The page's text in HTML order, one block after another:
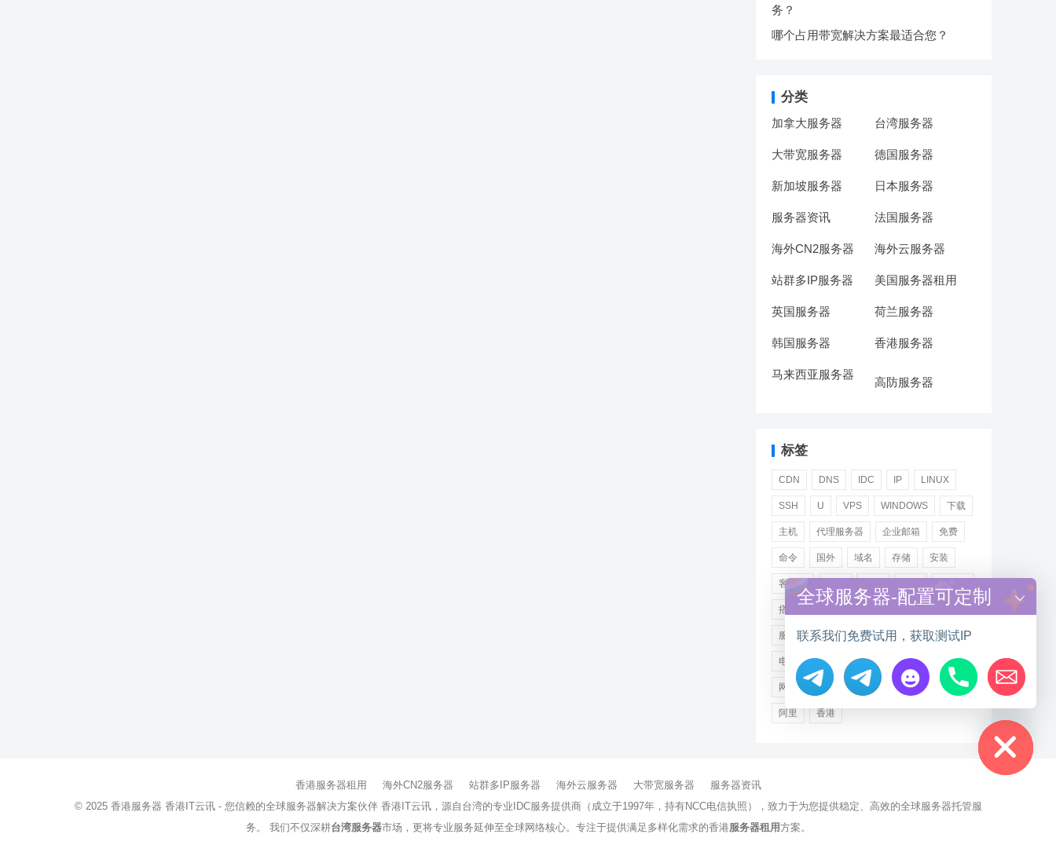
务？
哪个占用带宽解决方案最适合您？
分类
加拿大服务器 台湾服务器
大带宽服务器 德国服务器
新加坡服务器 日本服务器
服务器资讯 法国服务器
海外CN2服务器 海外云服务器
站群多IP服务器 美国服务器租用
英国服务器 荷兰服务器
韩国服务器 香港服务器
马来西亚服务器
高防服务器
标签
CDN DNS IDC IP LINUX
SSH U VPS WINDOWS 下载
主机 代理服务器 企业邮箱 免费
命令 国外 域名 存储 安装
客户端
搭建 操作步骤 文件 服务
服务器 注册 海外 游戏 用户
电讯 登录 百度 租用 网站
网络 腾讯 虚拟主机 证书 配置
阿里 香港
香港服务器租用 海外CN2服务器 站群多IP服务器 海外云服务器 大带宽服务器
服务器资讯
© 2025 香港服务器 香港IT云讯 - 您信赖的全球服务器解决方案伙伴 香港IT云讯，源自台湾的专业IDC服务提供商（成立于1997年，持有NCC电信执照），致力于为您提供稳定、高效的全球服务器托管服
务。 我们不仅深耕台湾服务器市场，更将专业服务延伸至全球网络核心。专注于提供满足多样化需求的香港服务器租用方案。
Hide chaty
全球服务器-配置可定制
联系我们免费试用，获取测试IP